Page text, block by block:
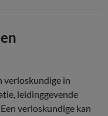
verloskundige in
leidinggevende
verloskundige kan